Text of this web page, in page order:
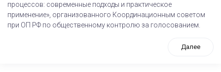
процессов: современные подходы и практическое
применение», организованного Координационным советом
при ОП РФ по общественному контролю за голосованием.
Далее